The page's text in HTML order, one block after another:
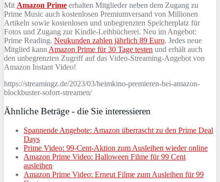
Mit Amazon Prime erhalten Mitglieder neben dem Zugang zu
Prime Music auch kostenlosen Premiumversand von Millionen
Artikeln sowie kostenlosen und unbegrenzten Speicherplatz für
Fotos und Zugang zur Kindle-Leihbücherei. Neu im Angebot:
Prime Reading. Neukunden zahlen jährlich 89 Euro. Jedes neue
Mitglied kann Amazon Prime für 30 Tage testen und erhält auch
den unbegrenzten Zugriff auf das Video-Streaming-Angebot von
Amazon Instant Video!
https://streamingz.de/2023/03/heimkino-premieren-bei-amazon-
blockbuster-sofort-streamen/
Ähnliche Beträge - die Sie interessieren
Spannende Angebote: Amazon überrascht zu den Prime Deal
Days
Prime Video: 99-Cent-Aktion zum Ausleihen wieder online
Amazon Prime Video: Halloween Filme für 99 Cent
ausleihen
Amazon Prime Video: Erneut Filme zum Ausleihen für 99